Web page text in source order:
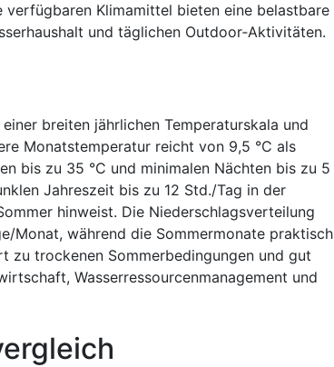
Klimamittel bieten eine belastbare
und täglichen Outdoor‑Aktivitäten.
breiten jährlichen Temperaturskala und
Monatstemperatur reicht von 9,5 °C als
bis zu 35 °C und minimalen Nächten bis zu 5
Jahreszeit bis zu 12 Std./Tag in der
hinweist. Die Niederschlagsverteilung
Monat, während die Sommermonate praktisch
zu trockenen Sommerbedingungen und gut
Wasserressourcenmanagement und